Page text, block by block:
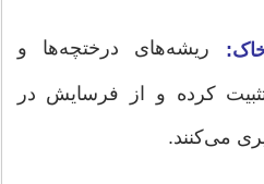
ریشه‌های درختچه‌ها و
کرده و از فرسایش در
می‌کنند.